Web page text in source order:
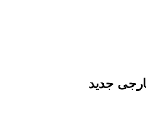
جدید